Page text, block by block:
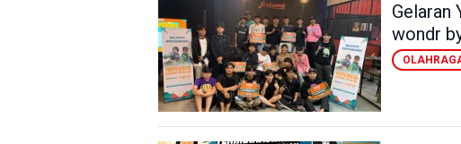
Gelaran
wondr